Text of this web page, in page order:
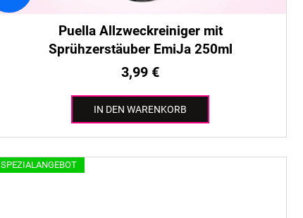
Puella Allzweckreiniger mit
Sprühzerstäuber EmiJa 250ml
3,99 €
IN DEN WARENKORB
SPEZIALANGEBOT